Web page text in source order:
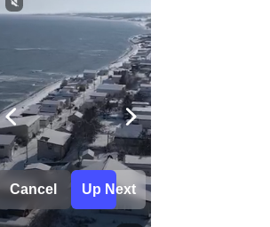
Cancel Up Next